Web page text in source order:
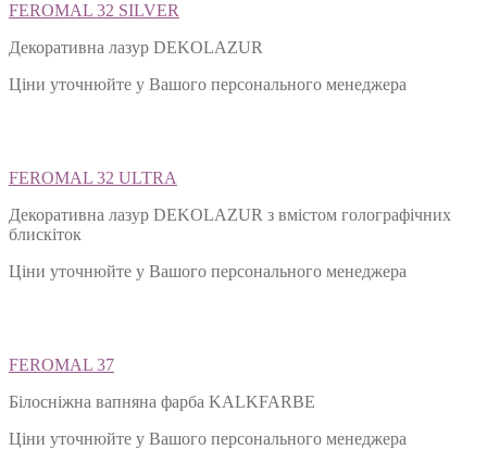
FEROMAL 32 SILVER
Декоративна лазур DEKOLAZUR
Ціни уточнюйте у Вашого персонального менеджера
FEROMAL 32 ULTRA
Декоративна лазур DEKOLAZUR з вмістом голографічних
блискіток
Ціни уточнюйте у Вашого персонального менеджера
FEROMAL 37
Білосніжна вапняна фарба KALKFARBE
Ціни уточнюйте у Вашого персонального менеджера